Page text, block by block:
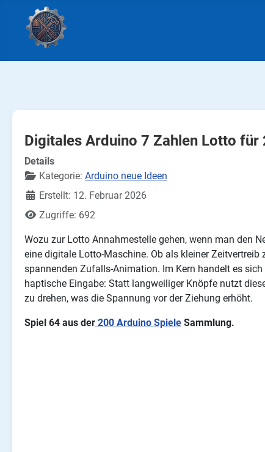
Digitales Arduino 7 Zahlen Lotto für
Details
Kategorie: Arduino neue Ideen
Erstellt: 12. Februar 2026
Zugriffe: 692
Wozu zur Lotto Annahmestelle gehen, wenn man den
eine digitale Lotto-Maschine. Ob als kleiner
spannenden Zufalls-Animation. Im Kern handelt es sich
haptische Eingabe: Statt langweiliger Knöpfe nutzt
zu drehen, was die Spannung vor der Ziehung erhöht.
Spiel 64 aus der 200 Arduino Spiele Sammlung.